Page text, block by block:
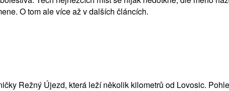
O tom ale více až v dalších článcích.
Režný Újezd, která leží několik kilometrů od Lovosic.